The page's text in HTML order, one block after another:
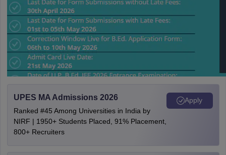
UPES MA Admissions 2026
Ranked #45 Among Universities in India by
NIRF | 1950+ Students Placed, 91% Placement,
800+ Recruiters
Apply